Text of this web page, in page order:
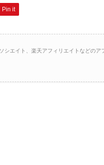
Pin it
エイト、楽天アフィリエイトなどの